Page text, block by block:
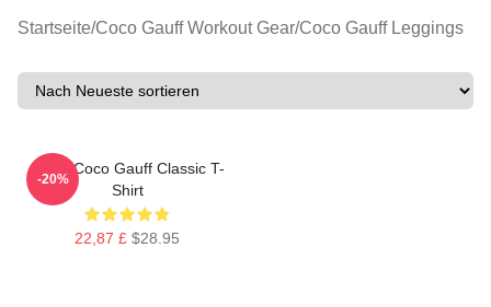
Startseite/Coco Gauff Workout Gear/Coco Gauff Leggings
Retro Coco Gauff Classic T-
Shirt
22,87 £ $28.95
-20%